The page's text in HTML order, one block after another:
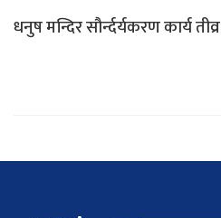
धनुष मन्दिर सौर्न्दर्यकरण कार्य तीव्र